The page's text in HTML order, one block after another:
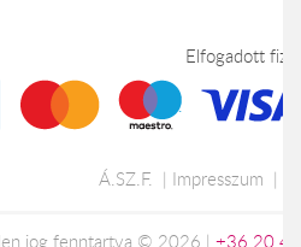
Elfogadott
Á.SZ.F. Impresszum
jog fenntartva © 2026 | +36 20